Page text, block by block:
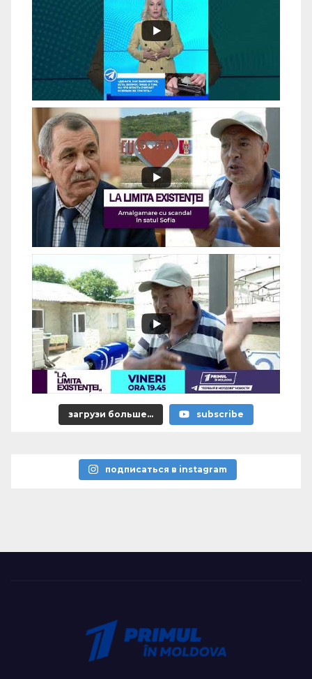
загрузи больше... subscribe
подписаться в instagram